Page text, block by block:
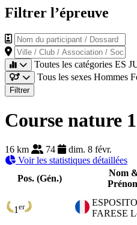
Filtrer l’épreuve
Nom du participant / Dossard
Ville / Club / Association / Société
Toutes les catégories ES
Tous les sexes Hommes
Filtrer
Course nature
16 km 74
dim. 8 févr.
Voir les statistiques détaillées
Pos. (Gén.)
Nom
1 er
FARESE